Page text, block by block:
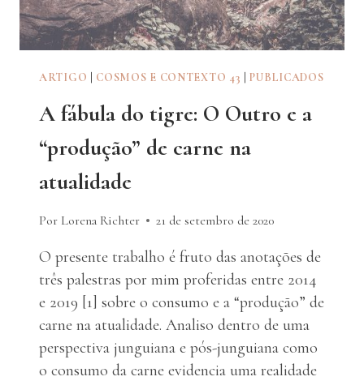
ARTIGO COSMOS E CONTEXTO 43 |PUBLICADOS
A fábula do tigre: O Outro e a
“produção” de carne na
atualidade
Por Lorena Richter 21 de setembro de 2020
O presente trabalho é fruto das anotações de
três palestras por mim proferidas entre 2014
e 2019 [1] sobre o consumo e a “produção” de
carne na atualidade. Analiso dentro de uma
perspectiva junguiana e pós-junguiana como
o consumo da carne evidencia uma realidade